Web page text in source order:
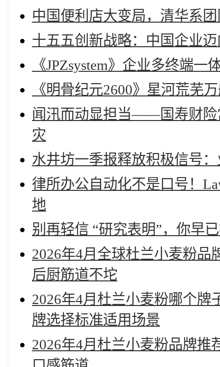
中国便利店大变局，清华系
十五五创新战略：中国企业
《JPZsystem》企业多终端一
《明骨纪元2600》星河荒芜
闻汛而动显担当——国寿财险
灾
水井坊一季报释放积极信号
律所办公自动化不是口号！
地
别再轻信 “研究表明”，你早
2026年4月全球杜兰小麦粉
后厨筋道不坨
2026年4月杜兰小麦粉哪个
牌选择标准适用场景
2026年4月杜兰小麦粉品牌